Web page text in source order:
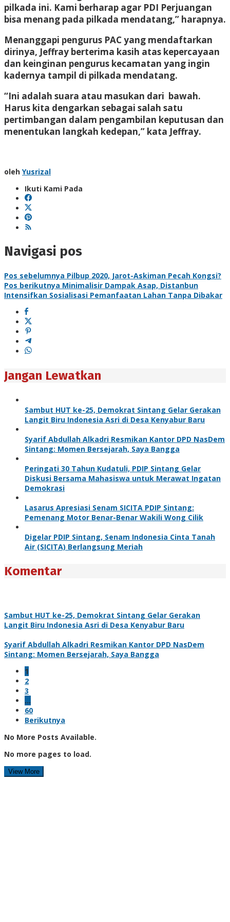
pilkada ini. Kami berharap agar PDI Perjuangan
bisa menang pada pilkada mendatang,” harapnya.
Menanggapi pengurus PAC yang mendaftarkan
dirinya, Jeffray berterima kasih atas kepercayaan
dan keinginan pengurus kecamatan yang ingin
kadernya tampil di pilkada mendatang.
“Ini adalah suara atau masukan dari bawah.
Harus kita dengarkan sebagai salah satu
pertimbangan dalam pengambilan keputusan dan
menentukan langkah kedepan,” kata Jeffray.
oleh Yusrizal
Ikuti Kami Pada
Navigasi pos
Pos sebelumnya Pilbup 2020, Jarot-Askiman Pecah Kongsi?
Pos berikutnya Minimalisir Dampak Asap, Distanbun
Intensifkan Sosialisasi Pemanfaatan Lahan Tanpa Dibakar
Jangan Lewatkan
Sambut HUT ke-25, Demokrat Sintang Gelar Gerakan
Langit Biru Indonesia Asri di Desa Kenyabur Baru
Syarif Abdullah Alkadri Resmikan Kantor DPD NasDem
Sintang: Momen Bersejarah, Saya Bangga
Peringati 30 Tahun Kudatuli, PDIP Sintang Gelar
Diskusi Bersama Mahasiswa untuk Merawat Ingatan
Demokrasi
Lasarus Apresiasi Senam SICITA PDIP Sintang:
Pemenang Motor Benar-Benar Wakili Wong Cilik
Digelar PDIP Sintang, Senam Indonesia Cinta Tanah
Air (SICITA) Berlangsung Meriah
Komentar
Sambut HUT ke-25, Demokrat Sintang Gelar Gerakan
Langit Biru Indonesia Asri di Desa Kenyabur Baru
Syarif Abdullah Alkadri Resmikan Kantor DPD NasDem
Sintang: Momen Bersejarah, Saya Bangga
1
2
3
…
60
Berikutnya
No More Posts Available.
No more pages to load.
View More